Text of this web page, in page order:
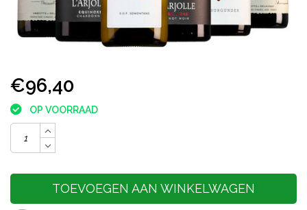
€96,40
OP VOORRAAD
TOEVOEGEN AAN WINKELWAGEN